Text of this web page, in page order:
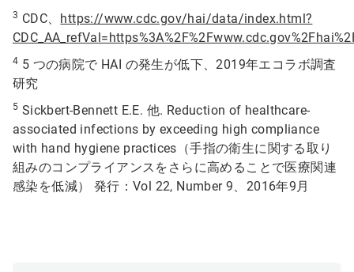
3 CDC、 https://www.cdc.gov/hai/data/index.html?
4 5 つの病院で HAI の発生が低下、2019年エコラボ調査
研究
5 Sickbert-Bennett E.E. 他. Reduction of healthcare-
associated infections by exceeding high compliance
with hand hygiene practices（手指の衛生に関する取り
組みのコンプライアンスをさらに高めることで医療関連
感染を低減） 発行：Vol 22, Number 9、2016年9月